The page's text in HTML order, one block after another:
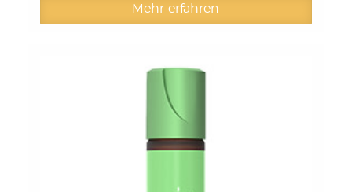
Mehr erfahren